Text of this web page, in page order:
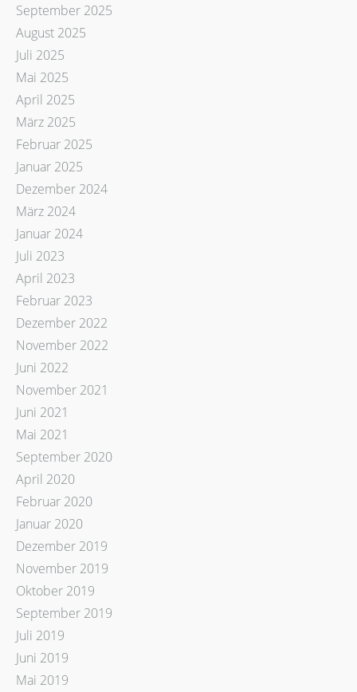
September 2025
August 2025
Juli 2025
Mai 2025
April 2025
März 2025
Februar 2025
Januar 2025
Dezember 2024
März 2024
Januar 2024
Juli 2023
April 2023
Februar 2023
Dezember 2022
November 2022
Juni 2022
November 2021
Juni 2021
Mai 2021
September 2020
April 2020
Februar 2020
Januar 2020
Dezember 2019
November 2019
Oktober 2019
September 2019
Juli 2019
Juni 2019
Mai 2019